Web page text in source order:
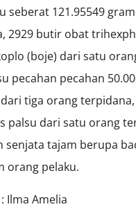
seberat 121.95549
2929 butir obat
(boje) dari satu
pecahan pecahan
dari tiga orang
palsu dari satu orang
senjata tajam berupa
orang pelaku.
Ilma Amelia